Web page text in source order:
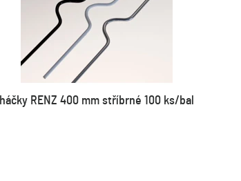
háčky RENZ 400 mm stříbrné 100 ks/bal